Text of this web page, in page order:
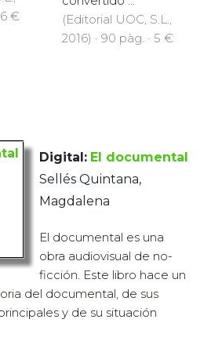
6 €
(Editorial UOC, S.L.,
2016) · 90 pàg. · 5 €
Digital: El documental
Sellés Quintana,
Magdalena
El documental es una
obra audiovisual de no-
ficción. Este libro hace un
del documental, de sus
y de su situación